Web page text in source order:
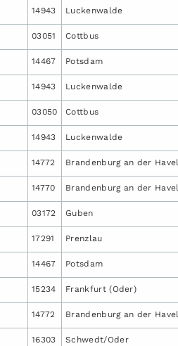
14943 Luckenwalde
03051 Cottbus
14467 Potsdam
14943 Luckenwalde
03050 Cottbus
14943 Luckenwalde
14772 Brandenburg an der Havel
14770 Brandenburg an der Havel
03172 Guben
17291 Prenzlau
14467 Potsdam
15234 Frankfurt (Oder)
14772 Brandenburg an der Havel
16303 Schwedt/Oder